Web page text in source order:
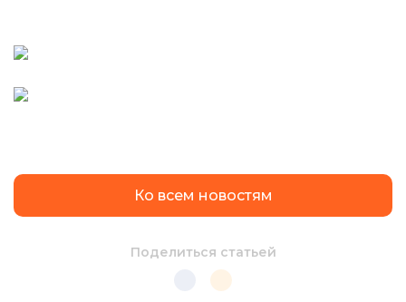
Ко всем новостям
Поделиться статьей